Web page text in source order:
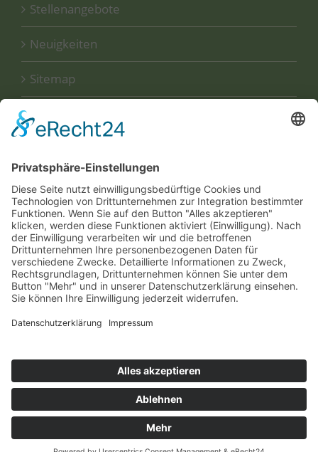
Stellenangebote
Neuigkeiten
Sitemap
Disclaimer
UNSEREZERTIFIKATE
© Copyright 2000 -2026 AGRO FOOD Lebensmittel GmbH | Alle
Webdesigner München
Stellenangebote